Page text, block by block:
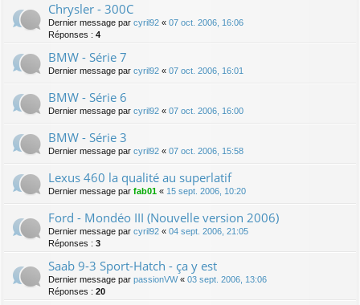
Chrysler - 300C
Dernier message par cyril92 « 07 oct. 2006, 16:06
Réponses : 4
BMW - Série 7
Dernier message par cyril92 « 07 oct. 2006, 16:01
BMW - Série 6
Dernier message par cyril92 « 07 oct. 2006, 16:00
BMW - Série 3
Dernier message par cyril92 « 07 oct. 2006, 15:58
Lexus 460 la qualité au superlatif
Dernier message par fab01 « 15 sept. 2006, 10:20
Ford - Mondéo III (Nouvelle version 2006)
Dernier message par cyril92 « 04 sept. 2006, 21:05
Réponses : 3
Saab 9-3 Sport-Hatch - ça y est
Dernier message par passionVW« 03 sept. 2006, 13:06
Réponses : 20